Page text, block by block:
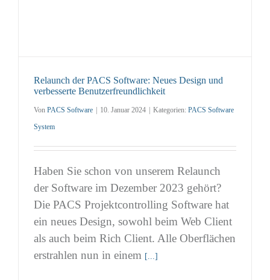
Relaunch der PACS Software: Neues Design und
verbesserte Benutzerfreundlichkeit
Von PACS Software 10. Januar 2024 Kategorien: PACS Software
System
Haben Sie schon von unserem Relaunch
der Software im Dezember 2023 gehört?
Die PACS Projektcontrolling Software hat
ein neues Design, sowohl beim Web Client
als auch beim Rich Client. Alle Oberflächen
erstrahlen nun in einem [...]